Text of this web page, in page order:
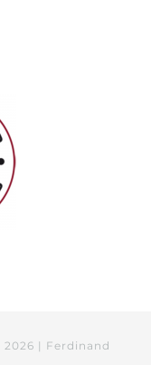
2026 | Ferdinand